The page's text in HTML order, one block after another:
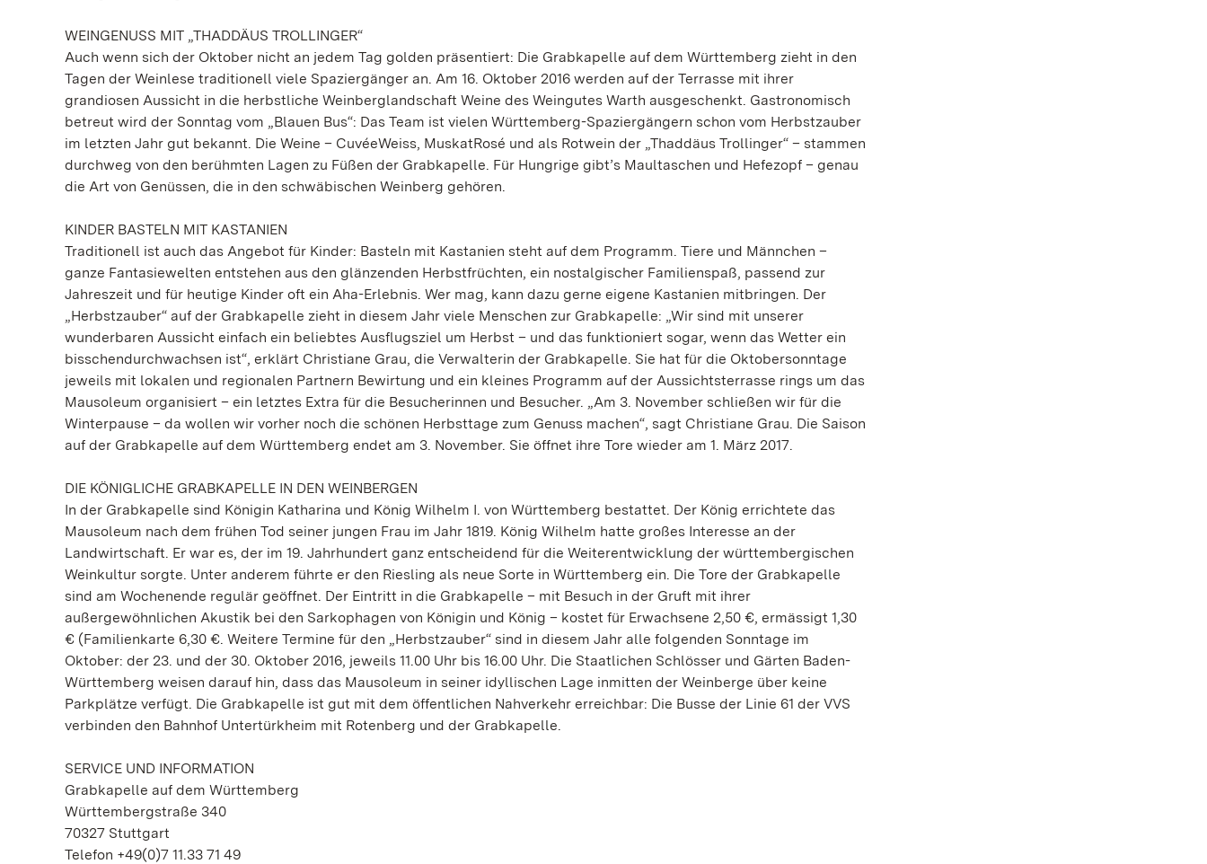
WEINGENUSS MIT „THADDÄUS TROLLINGER“
Auch wenn sich der Oktober nicht an jedem Tag golden präsentiert: Die Grabkapelle auf dem Württemberg zieht in den
Tagen der Weinlese traditionell viele Spaziergänger an. Am 16. Oktober 2016 werden auf der Terrasse mit ihrer
grandiosen Aussicht in die herbstliche Weinberglandschaft Weine des Weingutes Warth ausgeschenkt. Gastronomisch
betreut wird der Sonntag vom „Blauen Bus“: Das Team ist vielen Württemberg-Spaziergängern schon vom Herbstzauber
im letzten Jahr gut bekannt. Die Weine – CuvéeWeiss, MuskatRosé und als Rotwein der „Thaddäus Trollinger“ – stammen
durchweg von den berühmten Lagen zu Füßen der Grabkapelle. Für Hungrige gibt’s Maultaschen und Hefezopf – genau
die Art von Genüssen, die in den schwäbischen Weinberg gehören.
KINDER BASTELN MIT KASTANIEN
Traditionell ist auch das Angebot für Kinder: Basteln mit Kastanien steht auf dem Programm. Tiere und Männchen –
ganze Fantasiewelten entstehen aus den glänzenden Herbstfrüchten, ein nostalgischer Familienspaß, passend zur
Jahreszeit und für heutige Kinder oft ein Aha-Erlebnis. Wer mag, kann dazu gerne eigene Kastanien mitbringen. Der
„Herbstzauber“ auf der Grabkapelle zieht in diesem Jahr viele Menschen zur Grabkapelle: „Wir sind mit unserer
wunderbaren Aussicht einfach ein beliebtes Ausflugsziel um Herbst – und das funktioniert sogar, wenn das Wetter ein
bisschendurchwachsen ist“, erklärt Christiane Grau, die Verwalterin der Grabkapelle. Sie hat für die Oktobersonntage
jeweils mit lokalen und regionalen Partnern Bewirtung und ein kleines Programm auf der Aussichtsterrasse rings um das
Mausoleum organisiert – ein letztes Extra für die Besucherinnen und Besucher. „Am 3. November schließen wir für die
Winterpause – da wollen wir vorher noch die schönen Herbsttage zum Genuss machen“, sagt Christiane Grau. Die Saison
auf der Grabkapelle auf dem Württemberg endet am 3. November. Sie öffnet ihre Tore wieder am 1. März 2017.
DIE KÖNIGLICHE GRABKAPELLE IN DEN WEINBERGEN
In der Grabkapelle sind Königin Katharina und König Wilhelm I. von Württemberg bestattet. Der König errichtete das
Mausoleum nach dem frühen Tod seiner jungen Frau im Jahr 1819. König Wilhelm hatte großes Interesse an der
Landwirtschaft. Er war es, der im 19. Jahrhundert ganz entscheidend für die Weiterentwicklung der württembergischen
Weinkultur sorgte. Unter anderem führte er den Riesling als neue Sorte in Württemberg ein. Die Tore der Grabkapelle
sind am Wochenende regulär geöffnet. Der Eintritt in die Grabkapelle – mit Besuch in der Gruft mit ihrer
außergewöhnlichen Akustik bei den Sarkophagen von Königin und König – kostet für Erwachsene 2,50 €, ermässigt 1,30
€ (Familienkarte 6,30 €. Weitere Termine für den „Herbstzauber“ sind in diesem Jahr alle folgenden Sonntage im
Oktober: der 23. und der 30. Oktober 2016, jeweils 11.00 Uhr bis 16.00 Uhr. Die Staatlichen Schlösser und Gärten Baden-
Württemberg weisen darauf hin, dass das Mausoleum in seiner idyllischen Lage inmitten der Weinberge über keine
Parkplätze verfügt. Die Grabkapelle ist gut mit dem öffentlichen Nahverkehr erreichbar: Die Busse der Linie 61 der VVS
verbinden den Bahnhof Untertürkheim mit Rotenberg und der Grabkapelle.
SERVICE UND INFORMATION
Grabkapelle auf dem Württemberg
Württembergstraße 340
70327 Stuttgart
Telefon +49(0)7 11.33 71 49